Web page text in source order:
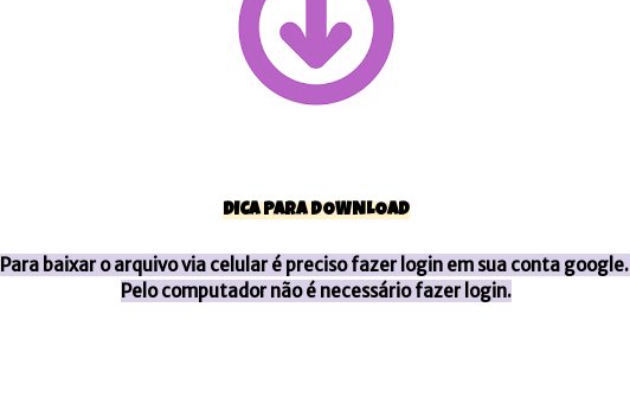
DICA PARA DOWNLOAD
Para baixar o arquivo via celular é preciso fazer login em sua conta google.
Pelo computador não é necessário fazer login.